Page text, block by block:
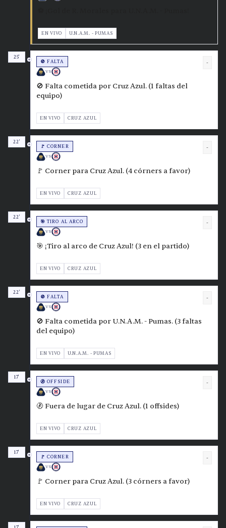
EN VIVO U.N.A.M. - PUMAS
25'
🚫 FALTA
VS
-
🚫 Falta cometida por Cruz Azul. (1 faltas del
equipo)
EN VIVO CRUZ AZUL
22'
🚩 CORNER
VS
-
🚩 Corner para Cruz Azul. (4 córners a favor)
EN VIVO CRUZ AZUL
22'
🎯 TIRO AL ARCO
VS
-
🎯 ¡Tiro al arco de Cruz Azul! (3 en el partido)
EN VIVO CRUZ AZUL
22'
🚫 FALTA
VS
-
🚫 Falta cometida por U.N.A.M. - Pumas. (3 faltas
del equipo)
EN VIVO U.N.A.M. - PUMAS
17'
🚷 OFFSIDE
VS
-
🚷 Fuera de lugar de Cruz Azul. (1 offsides)
EN VIVO CRUZ AZUL
17'
🚩 CORNER
VS
-
🚩 Corner para Cruz Azul. (3 córners a favor)
EN VIVO CRUZ AZUL